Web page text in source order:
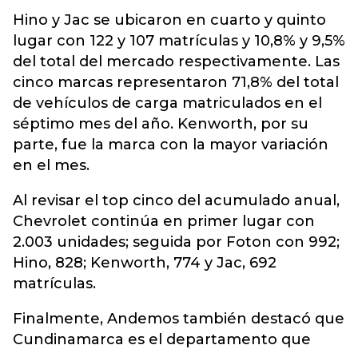
Hino y Jac se ubicaron en cuarto y quinto
lugar con 122 y 107 matrículas y 10,8% y 9,5%
del total del mercado respectivamente. Las
cinco marcas representaron 71,8% del total
de vehículos de carga matriculados en el
séptimo mes del año. Kenworth, por su
parte, fue la marca con la mayor variación
en el mes.
Al revisar el top cinco del acumulado anual,
Chevrolet continúa en primer lugar con
2.003 unidades; seguida por Foton con 992;
Hino, 828; Kenworth, 774 y Jac, 692
matrículas.
Finalmente, Andemos también destacó que
Cundinamarca es el departamento que